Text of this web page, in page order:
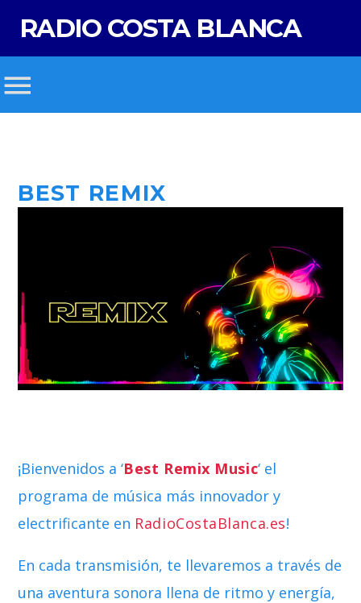
RADIO COSTA BLANCA
BEST REMIX
¡Bienvenidos a ‘Best Remix Music‘ el
programa de música más innovador y
electrificante en RadioCostaBlanca.es!
En cada transmisión, te llevaremos a través de
una aventura sonora llena de ritmo y energía,